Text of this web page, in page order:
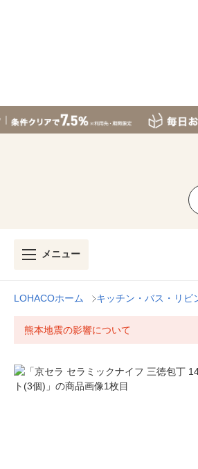
メニュー
LOHACOホーム キッチン・バス・リビ
熊本地震の影響について